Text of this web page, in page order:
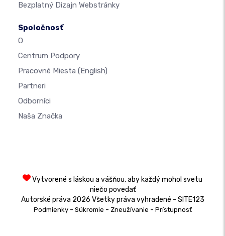
Bezplatný Dizajn Webstránky
Spoločnosť
O
Centrum Podpory
Pracovné Miesta (English)
Partneri
Odborníci
Naša Značka
Vytvorené s láskou a vášňou, aby každý mohol svetu
niečo povedať
Autorské práva 2026 Všetky práva vyhradené - SITE123
Podmienky- Súkromie - Zneužívanie - Prístupnosť